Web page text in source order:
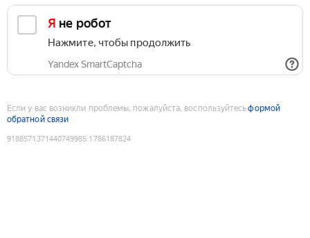
Я не робот
Нажмите, чтобы продолжить
Yandex SmartCaptcha
Если у вас возникли проблемы, пожалуйста, воспользуйтесьформой
обратной связи
9188571371440749985:1786187824